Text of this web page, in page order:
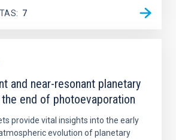
7
and near-resonant planetary
end of photoevaporation
provide vital insights into the early
evolution of planetary